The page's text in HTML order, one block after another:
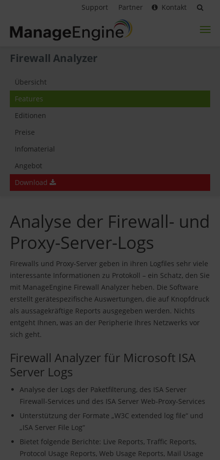
Support Partner Kontakt
Firewall Analyzer
Übersicht
Features
Editionen
Preise
Infomaterial
Angebot
Download
Analyse der Firewall- und
Proxy-Server-Logs
Firewalls und Proxy-Server geben in ihren Logfiles sehr viele
interessante Informationen zu Protokoll – ein Schatz, den Sie
mit ManageEngine Firewall Analyzer heben. Die Software
erstellt gerätespezifische Auswertungen, die auf Knopfdruck
als aussagekräftige Reports ausgegeben werden. Nichts
entgeht Ihnen, was an der Peripherie Ihres Netzwerks vor
sich geht.
Firewall Analyzer für Microsoft ISA
Server Logs
Analyse der Logs der Paketfilterung, des ISA Server
Firewall-Services und des ISA Server Web-Proxy-Services
Unterstützung der Formate „W3C extended log file“ und
„ISA Server File Log“
Bietet folgende Berichte: Live Reports, Traffic Reports,
Protocol Usage Reports, Web Usage Reports, Mail Usage